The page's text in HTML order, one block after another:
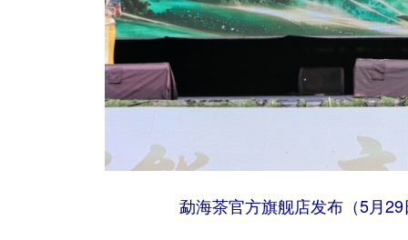
勐海茶官方旗舰店发布（5月